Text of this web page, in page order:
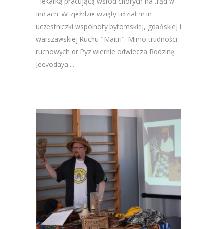
Indiach. W zjeździe wzięły udział m.in.
uczestniczki wspólnoty bytomskiej, gdańskiej i
warszawskiej Ruchu "Maitri". Mimo trudności
ruchowych dr Pyz wiernie odwiedza Rodzinę
Jeevodaya....